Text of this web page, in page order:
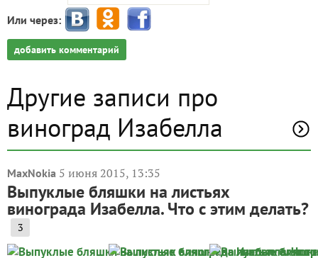
Или через:
добавить комментарий
Другие записи про
виноград Изабелла
MaxNokia 5 июня 2015, 13:35
Выпуклые бляшки на листьях
винограда Изабелла. Что с этим делать?
3